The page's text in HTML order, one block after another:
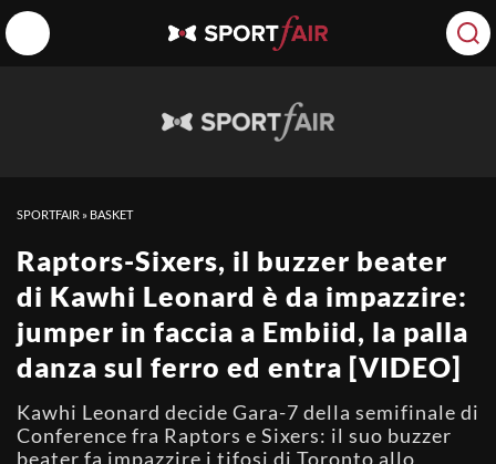
SPORTFAIR » BASKET
Raptors-Sixers, il buzzer beater
di Kawhi Leonard è da impazzire:
jumper in faccia a Embiid, la palla
danza sul ferro ed entra [VIDEO]
Kawhi Leonard decide Gara-7 della semifinale di
Conference fra Raptors e Sixers: il suo buzzer
beater fa impazzire i tifosi di Toronto allo